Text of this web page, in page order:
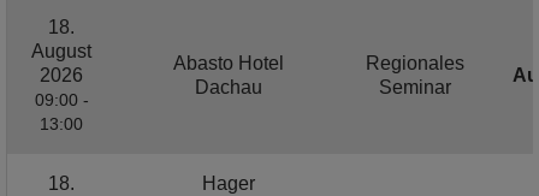
18.
August
2026
09:00 -
13:00
Abasto Hotel
Dachau
Regionales
Seminar
18.
Hager